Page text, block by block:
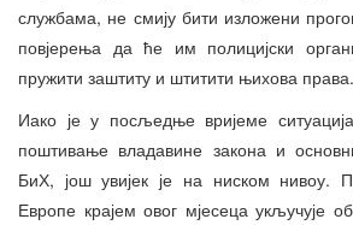
службама, не смију бити изложени
повјерења да ће им полицијски
пружити заштиту и штитити њихова права.
Иако је у посљедње вријеме
поштивање владавине закона и
БиХ, још увијек је на ниском нивоу.
Европе крајем овог мјесеца укључује